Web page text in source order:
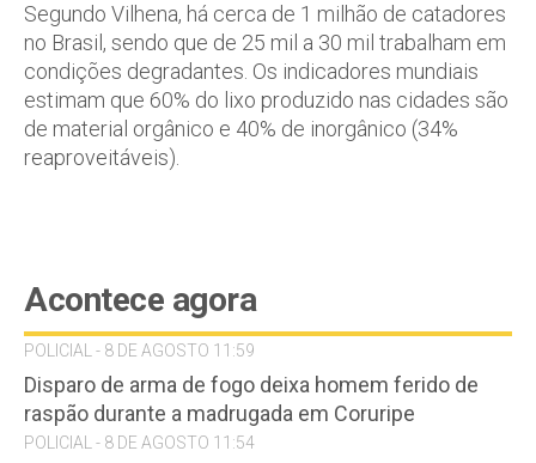
Segundo Vilhena, há cerca de 1 milhão de catadores
no Brasil, sendo que de 25 mil a 30 mil trabalham em
condições degradantes. Os indicadores mundiais
estimam que 60% do lixo produzido nas cidades são
de material orgânico e 40% de inorgânico (34%
reaproveitáveis).
Acontece agora
POLICIAL - 8 DE AGOSTO 11:59
Disparo de arma de fogo deixa homem ferido de
raspão durante a madrugada em Coruripe
POLICIAL - 8 DE AGOSTO 11:54